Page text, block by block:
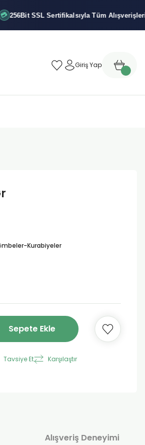
SSL SertifikalsıylaTüm Alışverişleriniz
Giriş Yap
Kurabiyeler
Sepete Ekle
Tavsiye Et Karşılaştır
Alışveriş Deneyimi